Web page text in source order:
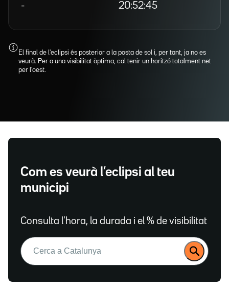
- 20:52:45
El final de l'eclipsi és posterior a la posta de sol i, per tant, ja no es
veurà. Per a una visibilitat òptima, cal tenir un horitzó totalment net
per l'oest.
Com es veurà l’eclipsi al teu
municipi
Consulta l’hora, la durada i el % de visibilitat
Buscar: